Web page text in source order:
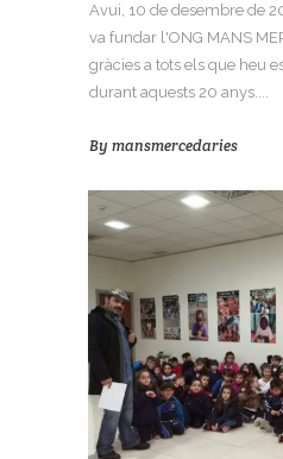
Avui, 10 de desembre de
va fundar l'ONG MANS
gràcies a tots els que heu
durant aquests 20 anys....
By mansmercedaries